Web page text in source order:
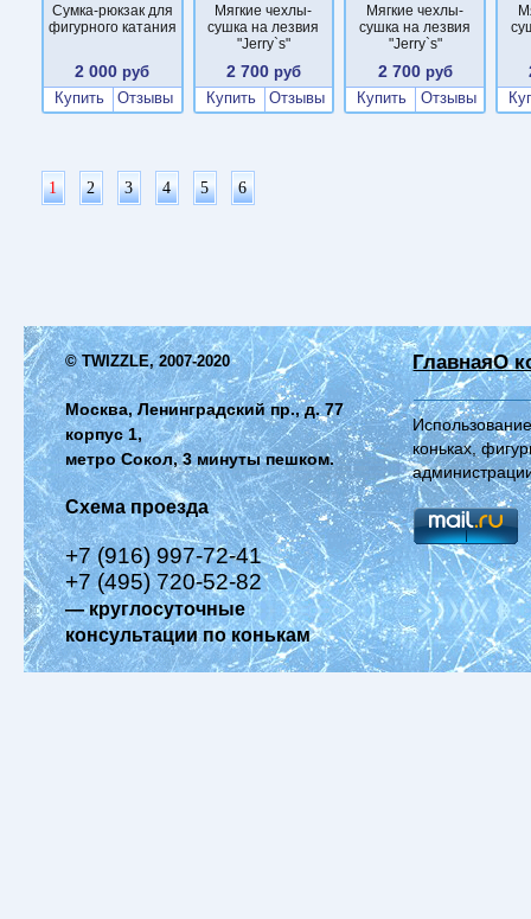
Сумка-рюкзак для
фигурного катания
2 000 руб
Купить
Отзывы
Мягкие чехлы-
сушка на лезвия
"Jerry`s"
2 700 руб
Купить
Отзывы
Мягкие чехлы-
сушка на лезвия
"Jerry`s"
2 700руб
Купить
Отзывы
1 2 3 4 5 6
© TWIZZLE, 2007-2020
Москва, Ленинградский пр., д. 77
корпус 1,
метро Сокол, 3 минуты пешком.
Схема проезда
+7 (916) 997-72-41
+7 (495) 720-52-82
— круглосуточные
консультации по конькам
ГлавнаяО
коньках,